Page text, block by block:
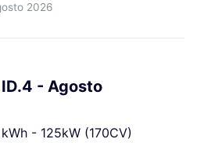
2026
- Agosto
- 125kW (170CV)